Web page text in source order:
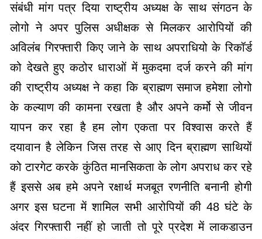
संबंधी मांग पत्र दिया राष्ट्रीय अध्यक्ष के साथ संगठन के
लोगो ने अपर पुलिस अधीक्षक से मिलकर आरोपियों की
अविलंब गिरफ्तारी किए जाने के साथ अपराधियो के रिकॉर्ड
को देखते हुए कठोर धाराओं में मुकदमा दर्ज करने की मांग
की राष्ट्रीय अध्यक्ष ने कहा कि ब्राह्मण समाज हमेशा लोगो
के कल्याण की कामना रखता है और अपने कर्मो से जीवन
यापन कर रहा है हम लोग एकता पर विश्वास करते हैं
दयावान है लेकिन जिस तरह से आए दिन ब्राह्मण साथियों
को टारगेट करके कुंठित मानसिकता के लोग अपराध कर रहे
हैं इससे अब हमे अपने रक्षार्थ मजबूत रणनीति बनानी होगी
अगर इस घटना में शामिल सभी आरोपियों की 48 घंटे के
अंदर गिरफ्तारी नहीं हो जाती तो पूरे प्रदेश में लाकडाउन